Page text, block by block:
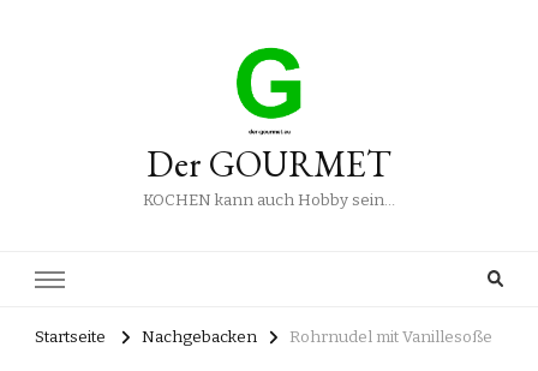
Der GOURMET
KOCHEN kann auch Hobby sein…
Startseite Nachgebacken Rohrnudel mit Vanillesoße